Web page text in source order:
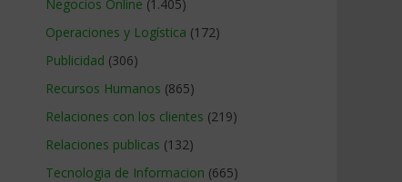
Negocios Online (1.405)
Operaciones y Logística (172)
Publicidad (306)
Recursos Humanos (865)
Relaciones con los clientes (219)
Relaciones publicas (132)
Tecnologia de Informacion (665)